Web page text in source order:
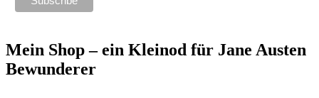
Mein Shop – ein Kleinod für Jane Austen
Bewunderer